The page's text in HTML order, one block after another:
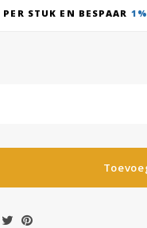
PER STUK EN BESPAAR 1%